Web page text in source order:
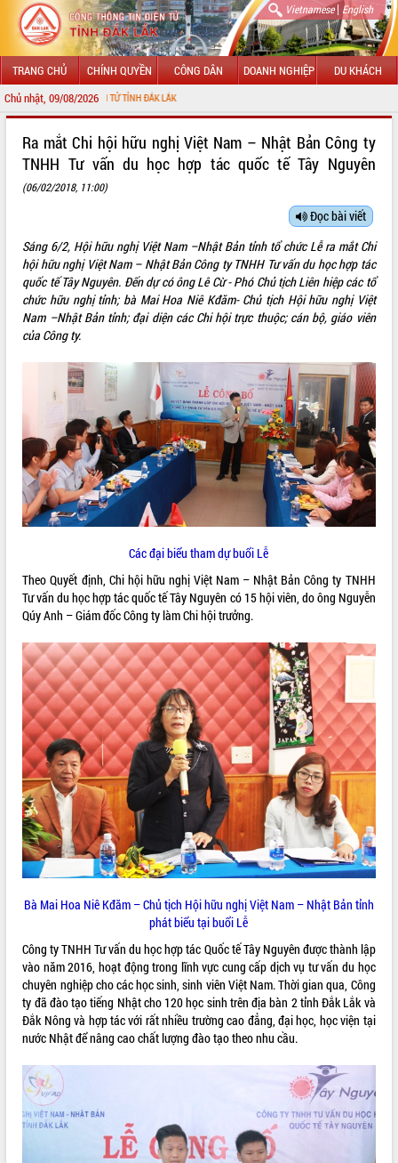
Vietnamese| English
TRANG CHỦ CHÍNH QUYỀN CÔNG DÂN DOANH NGHIỆP DU KHÁCH
Chủ nhật, 09/08/2026
TIN ĐIỆN TỬ TỈNH ĐẮK LẮK
LÃNH ĐẠO UBND TỈNH
SỞ, BAN, NGÀNH
UBND CÁC XÃ, PHƯỜNG
THÔNG TIN CHỈ ĐẠO ĐIỀU HÀNH
VĂN BẢN HĐND TỈNH
ĐIỂM TIN VĂN BẢN
QUY HOẠCH - KẾ HOẠCH
VIDEO
Loading the player...
Khám bệnh, cấp phát thuốc miễn phí
và tặng quà người dân xã Cư Pui
Hội nghị UBND tỉnh Đắk Lắk thường kỳ
tháng 7/2026
Lễ truy tặng danh hiệu “Bà Mẹ Việt
Nam Anh hùng” và trao Huân chương
Lao động
UBND tỉnh Đắk Lắk triển khai nhiệm
vụ 6 tháng cuối năm 2026
tỉnh khóa XI quyết nghị nhiều nội dung
quan trọng
Bí thư Tỉnh ủy Lương Nguyễn Minh
Triết thăm, tặng quà người có công với
ALBUM ẢNH
Ra mắt Chi hội hữu nghị Việt Nam – Nhật Bản Công ty
TNHH Tư vấn du học hợp tác quốc tế Tây Nguyên
(06/02/2018, 11:00)
Đọc bài viết
Sáng 6/2, Hội hữu nghị Việt Nam –Nhật Bản tỉnh tổ chức Lễ ra mắt Chi
hội hữu nghị Việt Nam – Nhật Bản Công ty TNHH Tư vấn du học hợp tác
quốc tế Tây Nguyên. Đến dự có ông Lê Cừ - Phó Chủ tịch Liên hiệp các tổ
chức hữu nghị tỉnh; bà Mai Hoa Niê Kđăm- Chủ tịch Hội hữu nghị Việt
Nam –Nhật Bản tỉnh; đại diện các Chi hội trực thuộc; cán bộ, giáo viên
của Công ty.
Các đại biểu tham dự buổi Lễ
Theo Quyết định, Chi hội hữu nghị Việt Nam – Nhật Bản Công ty TNHH
Tư vấn du học hợp tác quốc tế Tây Nguyên có 15 hội viên, do ông Nguyễn
Qúy Anh – Giám đốc Công ty làm Chi hội trưởng.
Bà Mai Hoa Niê Kđăm – Chủ tịch Hội hữu nghị Việt Nam – Nhật Bản tỉnh
phát biểu tại buổi Lễ
Công ty TNHH Tư vấn du học hợp tác Quốc tế Tây Nguyên được thành lập
vào năm 2016, hoạt động trong lĩnh vực cung cấp dịch vụ tư vấn du học
chuyên nghiệp cho các học sinh, sinh viên Việt Nam. Thời gian qua, Công
ty đã đào tạo tiếng Nhật cho 120 học sinh trên địa bàn 2 tỉnh Đắk Lắk và
Đắk Nông và hợp tác với rất nhiều trường cao đẳng, đại học, học viện tại
nước Nhật để nâng cao chất lượng đào tạo theo nhu cầu.